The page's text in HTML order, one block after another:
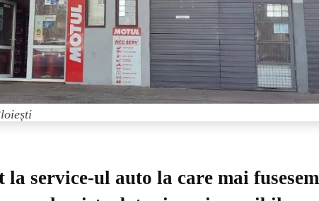
service-ul auto la care mai fusesem